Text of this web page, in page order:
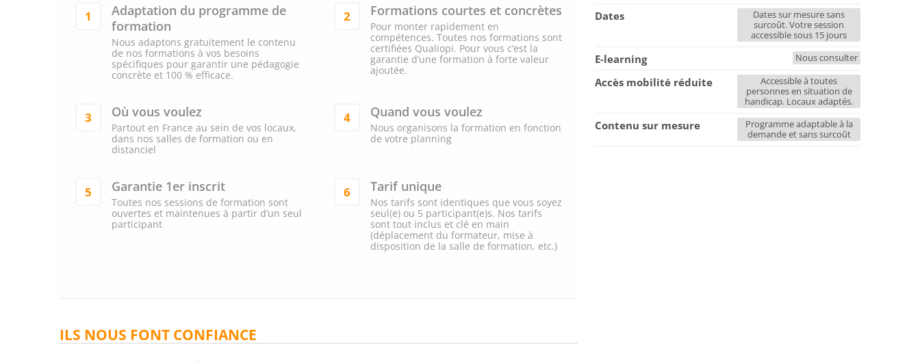
1
Adaptation du programme de
formation
Nous adaptons gratuitement le contenu
de nos formations à vos besoins
spécifiques pour garantir une pédagogie
concrète et 100 % efficace.
2 Formations courtes et concrètes
Pour monter rapidement en
compétences. Toutes nos formations sont
certifiées Qualiopi. Pour vous c’est la
garantie d’une formation à forte valeur
ajoutée.
3 Où vous voulez
Partout en France au sein de vos locaux,
dans nos salles de formation ou en
distanciel
4 Quand vous voulez
Nous organisons la formation en fonction
de votre planning
5 Garantie 1er inscrit
Toutes nos sessions de formation sont
ouvertes et maintenues à partir d’un seul
participant
6 Tarif unique
Nos tarifs sont identiques que vous soyez
seul(e) ou 5 participant(e)s. Nos tarifs
sont tout inclus et clé en main
(déplacement du formateur, mise à
disposition de la salle de formation, etc.)
ILS NOUS FONT CONFIANCE
Dates
Dates sur mesure sans
surcoût. Votre session
accessible sous 15 jours
E-learning Nous consulter
Accès mobilité réduite
Accessible à toutes
personnes en situation de
handicap. Locaux adaptés.
Contenu sur mesure
Programme adaptable à la
demande et sans surcoût